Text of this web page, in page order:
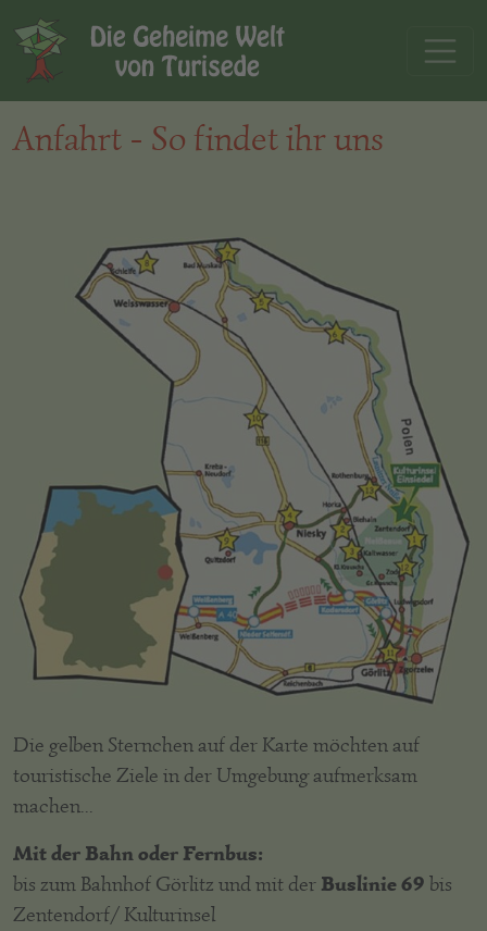
Anfahrt - So findet ihr uns
Die gelben Sternchen auf der Karte möchten auf
touristische Ziele in der Umgebung aufmerksam
machen...
Mit der Bahn oder Fernbus:
bis zum Bahnhof Görlitz und mit der Buslinie 69 bis
Zentendorf/ Kulturinsel